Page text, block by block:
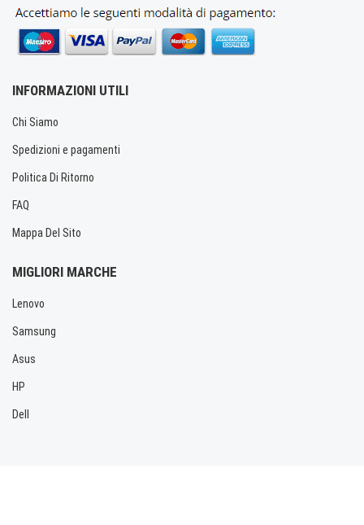
INFORMAZIONI UTILI
Chi Siamo
Spedizioni e pagamenti
Politica Di Ritorno
FAQ
Mappa Del Sito
MIGLIORI MARCHE
Lenovo
Samsung
Asus
HP
Dell